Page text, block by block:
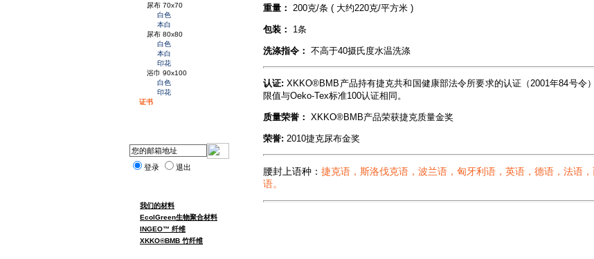
尿布 70x70
白色
本白
尿布 80x80
白色
本白
印花
浴巾 90x100
白色
印花
证书
登录 退出
我们的材料
EcolGreen生物聚合材料
INGEO™ 纤维
XKKO®BMB 竹纤维
重量： 200克/条 ( 大约220克/平方米 )
包装： 1条
洗涤指令： 不高于40摄氏度水温洗涤
认证: XKKO®BMB产品持有捷克共和国健康部法令所要求的认证（2001年84号令
限值与Oeko-Tex标准100认证相同。
质量荣誉： XKKO®BMB产品荣获捷克质量金奖
荣誉: 2010捷克尿布金奖
腰封上语种： 捷克语，斯洛伐克语，波兰语，匈牙利语，英语，德语，法语，
语。